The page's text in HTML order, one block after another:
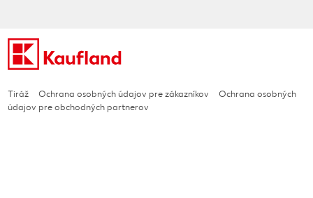
Tiráž Ochrana osobných údajov pre zákazníkov
Ochrana osobných
údajov pre obchodných partnerov